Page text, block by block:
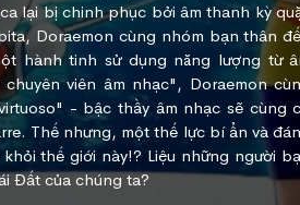
lại bị chinh phục bởi âm thanh kỳ
Doraemon cùng nhóm bạn thân
hành tinh sử dụng năng lượng từ
viên âm nhạc", Doraemon
- bậc thầy âm nhạc sẽ cùng
Thế nhưng, một thế lực bí ẩn và
thế giới này!? Liệu những người
Đất của chúng ta?